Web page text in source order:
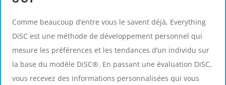
Comme beaucoup d’entre vous le savent déjà, Everything
DiSC est une méthode de développement personnel qui
mesure les préférences et les tendances d’un individu sur
la base du modèle DiSC®. En passant une évaluation DiSC,
vous recevez des informations personnalisées qui vous